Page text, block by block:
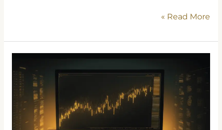
Read More »
בישראל
2026:
המדריך
המקיף